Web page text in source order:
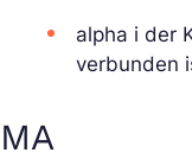
alpha i der
verbunden
MA